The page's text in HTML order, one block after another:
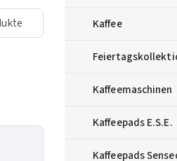
Kaffee
Kaffeemaschinen
Kaffeepads E.S.E.
Kaffeepads